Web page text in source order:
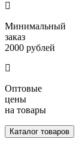
Минимальный
заказ
2000 рублей
Оптовые
цены
на товары
Каталог товаров